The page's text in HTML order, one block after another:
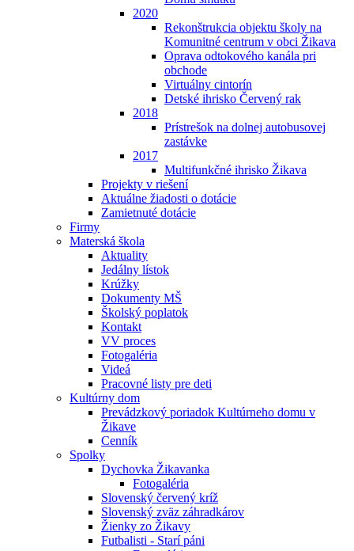
2020
Rekonštrukcia objektu školy na
Komunitné centrum v obci Žikava
Oprava odtokového kanála pri
obchode
Virtuálny cintorín
Detské ihrisko Červený rak
2018
Prístrešok na dolnej autobusovej
zastávke
2017
Multifunkčné ihrisko Žikava
Projekty v riešení
Aktuálne žiadosti o dotácie
Zamietnuté dotácie
Firmy
Materská škola
Aktuality
Jedálny lístok
Krúžky
Dokumenty MŠ
Školský poplatok
Kontakt
VV proces
Fotogaléria
Videá
Pracovné listy pre deti
Kultúrny dom
Prevádzkový poriadok Kultúrneho domu v
Žikave
Cenník
Spolky
Dychovka Žikavanka
Fotogaléria
Slovenský červený kríž
Slovenský zväz záhradkárov
Žienky zo Žikavy
Futbalisti - Starí páni